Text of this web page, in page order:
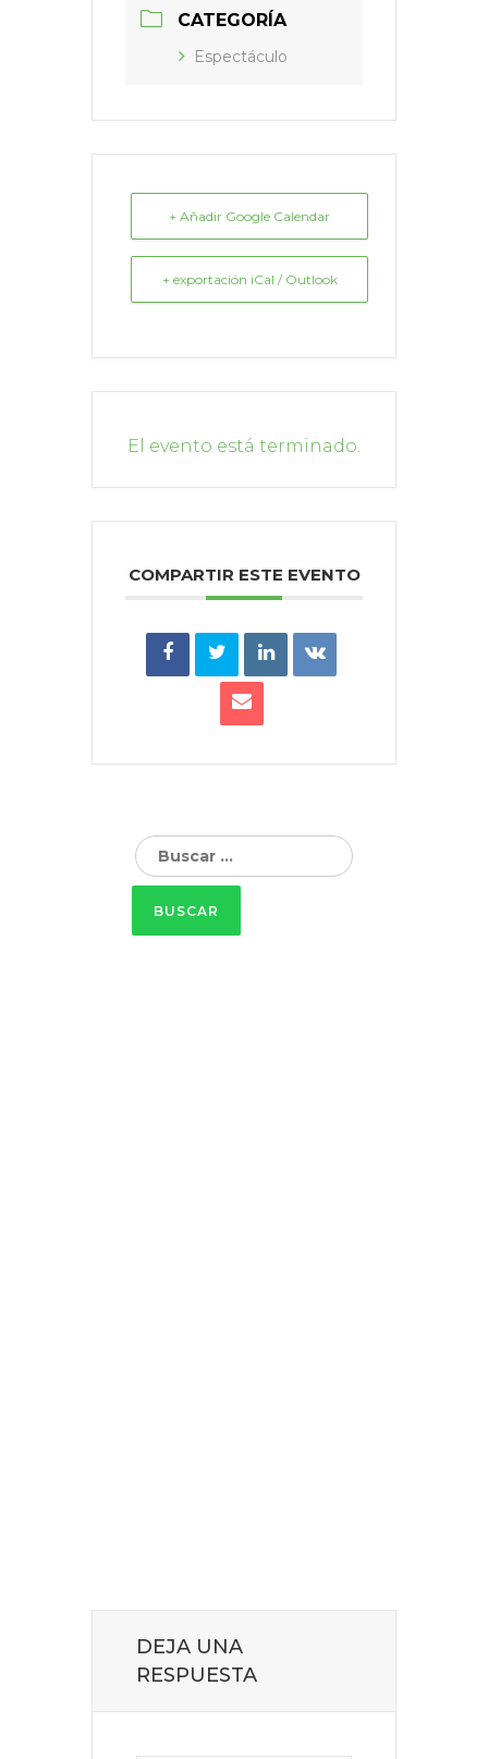
CATEGORÍA
Espectáculo
+ Añadir Google Calendar
+ exportación iCal / Outlook
El evento está terminado.
COMPARTIR ESTE EVENTO
Buscar:
DEJA UNA
RESPUESTA